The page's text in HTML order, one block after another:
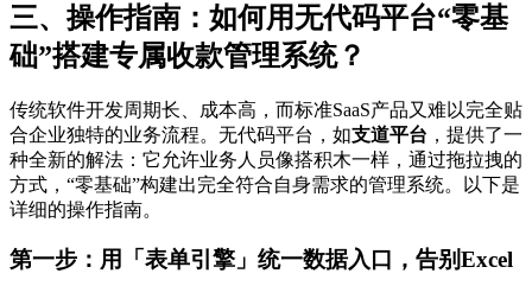
三、操作指南：如何用无代码平台“零基
础”搭建专属收款管理系统？
传统软件开发周期长、成本高，而标准SaaS产品又难以完全贴
合企业独特的业务流程。无代码平台，如支道平台 ，提供了一
种全新的解法：它允许业务人员像搭积木一样，通过拖拉拽的
方式，“零基础”构建出完全符合自身需求的管理系统。以下是
详细的操作指南。
第一步：用「表单引擎」统一数据入口，告别Excel